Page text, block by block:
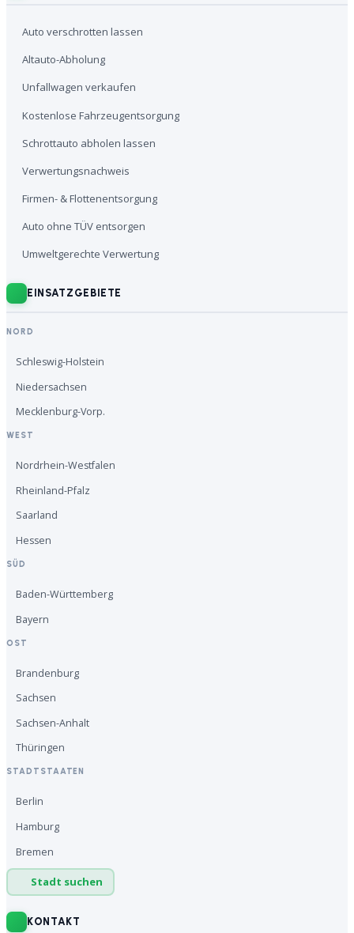
Auto verschrotten lassen
Altauto-Abholung
Unfallwagen verkaufen
Kostenlose Fahrzeugentsorgung
Schrottauto abholen lassen
Verwertungsnachweis
Firmen- & Flottenentsorgung
Auto ohne TÜV entsorgen
Umweltgerechte Verwertung
EINSATZGEBIETE
NORD
Schleswig-Holstein
Niedersachsen
Mecklenburg-Vorp.
WEST
Nordrhein-Westfalen
Rheinland-Pfalz
Saarland
Hessen
SÜD
Baden-Württemberg
Bayern
OST
Brandenburg
Sachsen
Sachsen-Anhalt
Thüringen
STADTSTAATEN
Berlin
Hamburg
Bremen
Stadt suchen
KONTAKT